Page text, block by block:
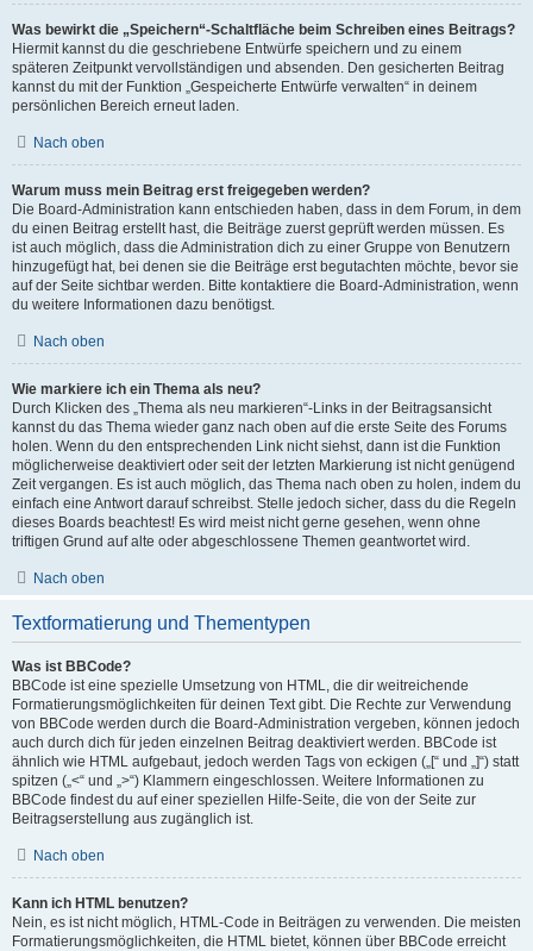
Was bewirkt die „Speichern“-Schaltfläche beim Schreiben eines Beitrags?
Hiermit kannst du die geschriebene Entwürfe speichern und zu einem
späteren Zeitpunkt vervollständigen und absenden. Den gesicherten Beitrag
kannst du mit der Funktion „Gespeicherte Entwürfe verwalten“ in deinem
persönlichen Bereich erneut laden.
Nach oben
Warum muss mein Beitrag erst freigegeben werden?
Die Board-Administration kann entschieden haben, dass in dem Forum, in dem
du einen Beitrag erstellt hast, die Beiträge zuerst geprüft werden müssen. Es
ist auch möglich, dass die Administration dich zu einer Gruppe von Benutzern
hinzugefügt hat, bei denen sie die Beiträge erst begutachten möchte, bevor sie
auf der Seite sichtbar werden. Bitte kontaktiere die Board-Administration, wenn
du weitere Informationen dazu benötigst.
Nach oben
Wie markiere ich ein Thema als neu?
Durch Klicken des „Thema als neu markieren“-Links in der Beitragsansicht
kannst du das Thema wieder ganz nach oben auf die erste Seite des Forums
holen. Wenn du den entsprechenden Link nicht siehst, dann ist die Funktion
möglicherweise deaktiviert oder seit der letzten Markierung ist nicht genügend
Zeit vergangen. Es ist auch möglich, das Thema nach oben zu holen, indem du
einfach eine Antwort darauf schreibst. Stelle jedoch sicher, dass du die Regeln
dieses Boards beachtest! Es wird meist nicht gerne gesehen, wenn ohne
triftigen Grund auf alte oder abgeschlossene Themen geantwortet wird.
Nach oben
Textformatierung und Thementypen
Was ist BBCode?
BBCode ist eine spezielle Umsetzung von HTML, die dir weitreichende
Formatierungsmöglichkeiten für deinen Text gibt. Die Rechte zur Verwendung
von BBCode werden durch die Board-Administration vergeben, können jedoch
auch durch dich für jeden einzelnen Beitrag deaktiviert werden. BBCode ist
ähnlich wie HTML aufgebaut, jedoch werden Tags von eckigen („[“ und „]“) statt
spitzen („<“ und „>“) Klammern eingeschlossen. Weitere Informationen zu
BBCode findest du auf einer speziellen Hilfe-Seite, die von der Seite zur
Beitragserstellung aus zugänglich ist.
Nach oben
Kann ich HTML benutzen?
Nein, es ist nicht möglich, HTML-Code in Beiträgen zu verwenden. Die meisten
Formatierungsmöglichkeiten, die HTML bietet, können über BBCode erreicht